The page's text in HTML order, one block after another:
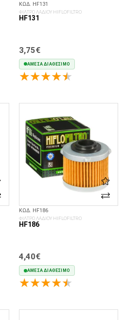
ΚΩΔ. HF131
ΦΙΛΤΡΟ ΛΑΔΙΟΥ HIFLOFILTRO
HF131
3,75€
ΆΜΕΣΑ ΔΙΑΘΈΣΙΜΟ
ΚΩΔ. HF186
ΦΙΛΤΡΟ ΛΑΔΙΟΥ HIFLOFILTRO
HF186
4,40€
ΆΜΕΣΑ ΔΙΑΘΈΣΙΜΟ